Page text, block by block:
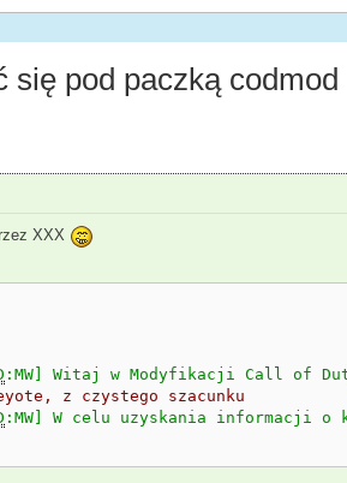
się pod paczką codmod
XXX
:MW] Witaj w Modyfikacji Call of
z czystego szacunku
:MW] W celu uzyskania informacji o